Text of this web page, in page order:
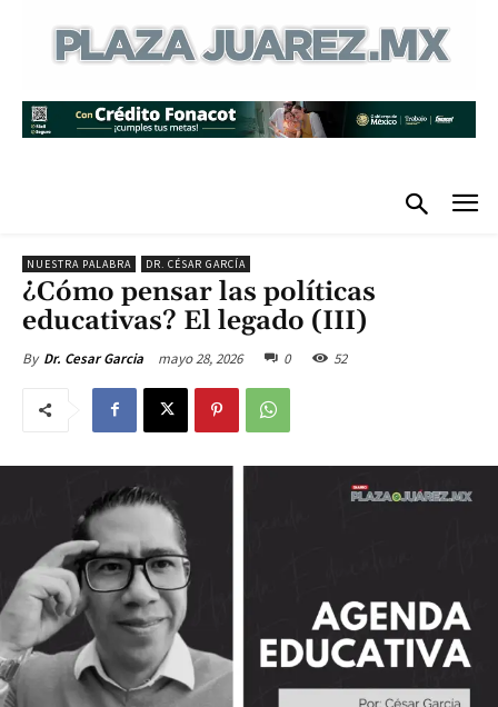
NUESTRA PALABRA DR. CÉSAR GARCÍA
¿Cómo pensar las políticas
educativas? El legado (III)
By Dr. Cesar Garcia mayo 28, 2026 0 52